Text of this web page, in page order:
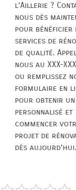
l’Aillerie ?
nous dès
pour bénéficier
services de
de qualité.
nous au XXX-
ou remplissez
formulaire en
pour obtenir un
personnalisé et
commencer
projet de
dès aujourd’hui.